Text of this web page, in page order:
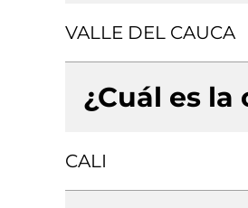
VALLE DEL CAUCA
¿Cuál es
CALI